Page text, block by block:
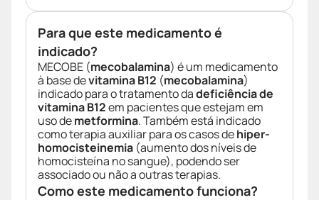
Para que este medicamento é
indicado?
MECOBE (mecobalamina) é um medicamento
à base devitamina B12 (mecobalamina)
indicado para o tratamento dadeficiência de
vitamina B12em pacientes que estejam em
uso demetformina. Também está indicado
como terapia auxiliar para os casos dehiper-
homocisteinemia (aumento dos níveis de
homocisteína no sangue), podendo ser
associado ou não a outras terapias.
Como este medicamento funciona?